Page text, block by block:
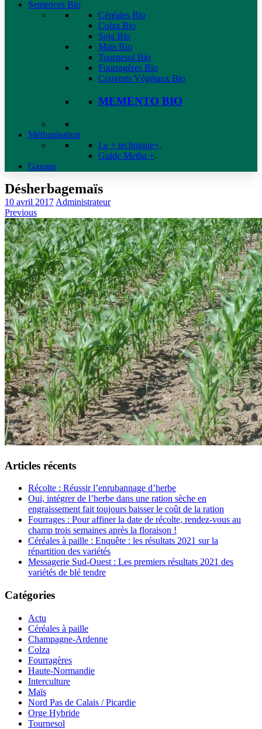
Semences Bio
Céréales Bio
Colza Bio
Soja Bio
Maïs Bio
Tournesol Bio
Fourragères Bio
Couverts Végétaux Bio
MEMENTO BIO
Méthanisation
Le + technique+.
Guide Metha +.
Gazons
Désherbagemaïs
10 avril 2017 Administrateur
Previous
Articles récents
Récolte : Réussir l’enrubannage d’herbe
Oui, intégrer de l’herbe dans une ration sèche en
engraissement fait toujours baisser le coût de la ration
Fourrages : Pour affiner la date de récolte, rendez-vous au
champ trois semaines après la floraison !
Céréales à paille : Enquête : les résultats 2021 sur la
répartition des variétés
Messagerie Sud-Ouest : Les premiers résultats 2021 des
variétés de blé tendre
Catégories
Actu
Céréales à paille
Champagne-Ardenne
Colza
Fourragères
Haute-Normandie
Interculture
Maïs
Nord Pas de Calais / Picardie
Orge Hybride
Tournesol